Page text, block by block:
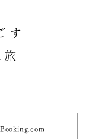
す
Booking.com